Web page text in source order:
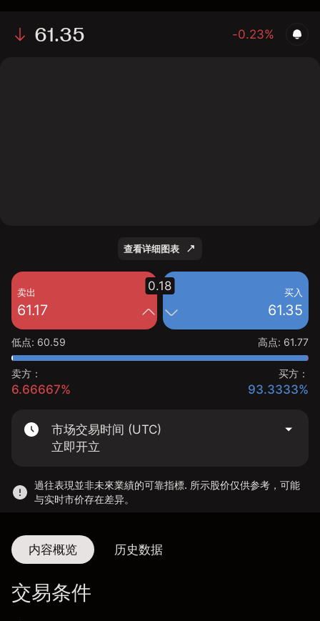
61.35 -0.23%
查看详细图表
卖出
61.17
买入
61.35
0.18
低点: 60.59 高点: 61.77
卖方：
6.66667%
买方：
93.3333%
市场交易时间 (UTC)
立即开立
過往表現並非未來業績的可靠指標. 所示股价仅供参考，可能
与实时市价存在差异。
内容概览 历史数据
交易条件